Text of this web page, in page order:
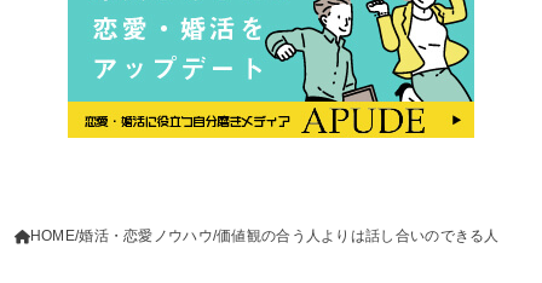
HOME 婚活・恋愛ノウハウ 価値観の合う人よりは話し合いのできる人